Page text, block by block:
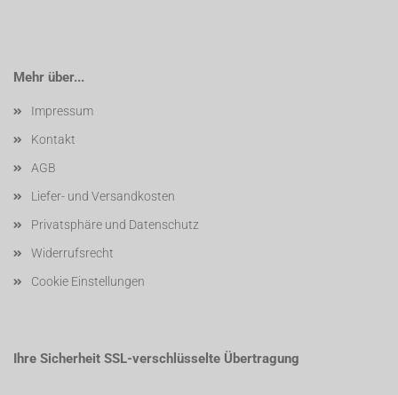
Mehr über...
Impressum
Kontakt
AGB
Liefer- und Versandkosten
Privatsphäre und Datenschutz
Widerrufsrecht
Cookie Einstellungen
Ihre Sicherheit SSL-verschlüsselte Übertragung